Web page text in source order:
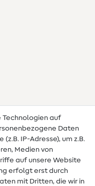
Technologien auf
Daten
IP-Adresse), um z.B.
Medien von
auf unsere Website
erfolgt erst durch
mit Dritten, die wir in